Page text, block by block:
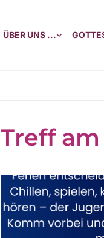
ÜBER UNS ...
Treff